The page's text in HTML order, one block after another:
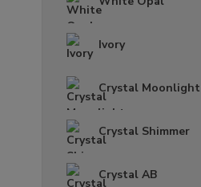
Ivory
Crystal Moonlight
Crystal Shimmer
Crystal AB